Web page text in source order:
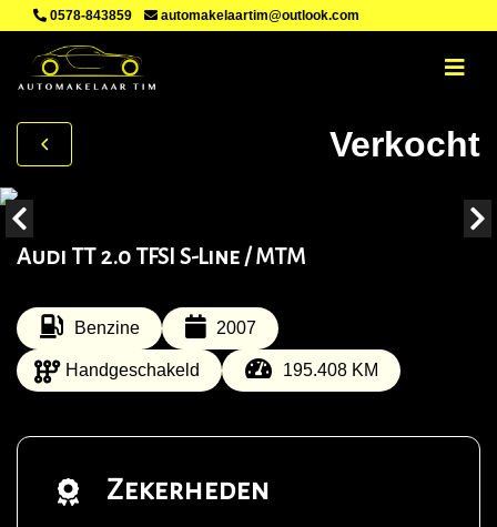
0578-843859 automakelaartim@outlook.com
Verkocht
Audi TT 2.0 TFSI S-Line / MTM
Benzine 2007
Handgeschakeld 195.408 KM
Zekerheden